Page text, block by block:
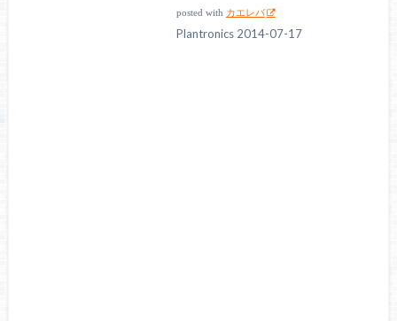
posted with カエレバ
Plantronics 2014-07-17